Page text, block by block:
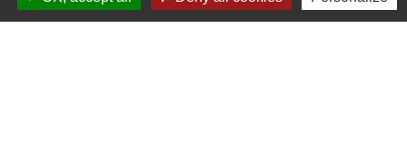
Communauté de communes Tarn-Agout